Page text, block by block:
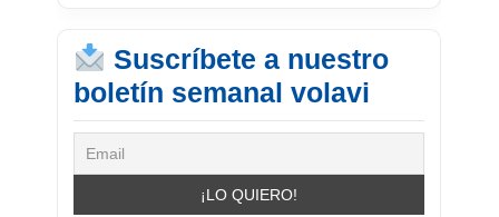
Suscríbete a nuestro
boletín semanal volavi